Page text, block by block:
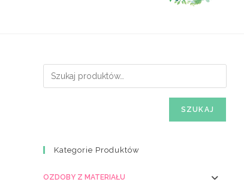
SZUKAJ
Kategorie Produktów
OZDOBY Z MATERIAŁU